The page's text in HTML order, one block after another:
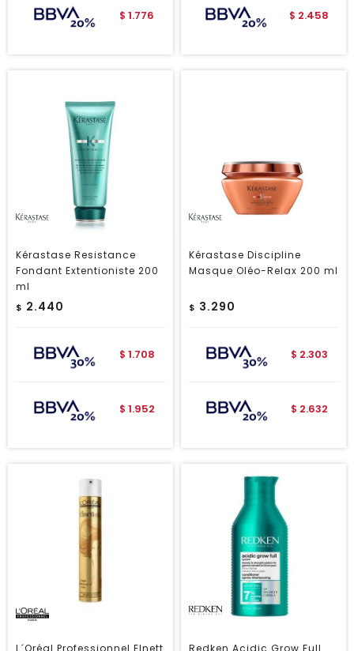
$ 1.776 $ 2.458
Kérastase Resistance
Fondant Extentioniste 200
ml
$ 2.440
$ 1.708
$ 1.952
Kérastase Discipline
Masque Oléo-Relax 200 ml
$ 3.290
$ 2.303
$ 2.632
L´Oréal Professionnel Elnett
Redken Acidic Grow Full